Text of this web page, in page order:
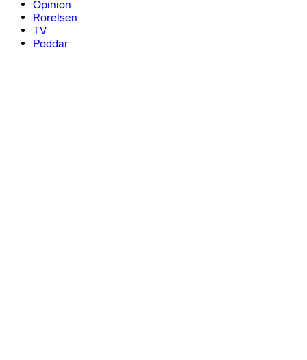
Opinion
Rörelsen
TV
Poddar